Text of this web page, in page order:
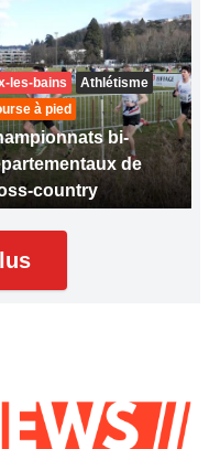
les-bains
Athlétisme
à pied
bi-
de
country